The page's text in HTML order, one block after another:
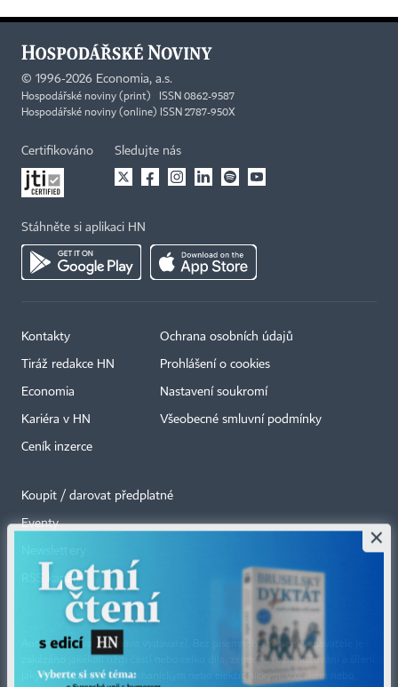
© 1996-2026 Economia, a.s.
Hospodářské noviny (print) ISSN 0862-9587
Hospodářské noviny (online) ISSN 2787-950X
Certifikováno Sledujte nás
Stáhněte si aplikaci HN
Kontakty
Tiráž redakce HN
Economia
Kariéra v HN
Ceník inzerce
Ochrana osobních údajů
Prohlášení o cookies
Nastavení soukromí
Všeobecné smluvní podmínky
Koupit / darovat předplatné
Eventy
RSS kanály
Autorská práva vykonává vydavatel. Bez písemného svolení vydavatele je
zakázáno jakékoli užití částí nebo celku díla, zejména rozmnožování a šíření
jakýmkoli způsobem, mechanickým nebo elektronickým, v českém nebo
×